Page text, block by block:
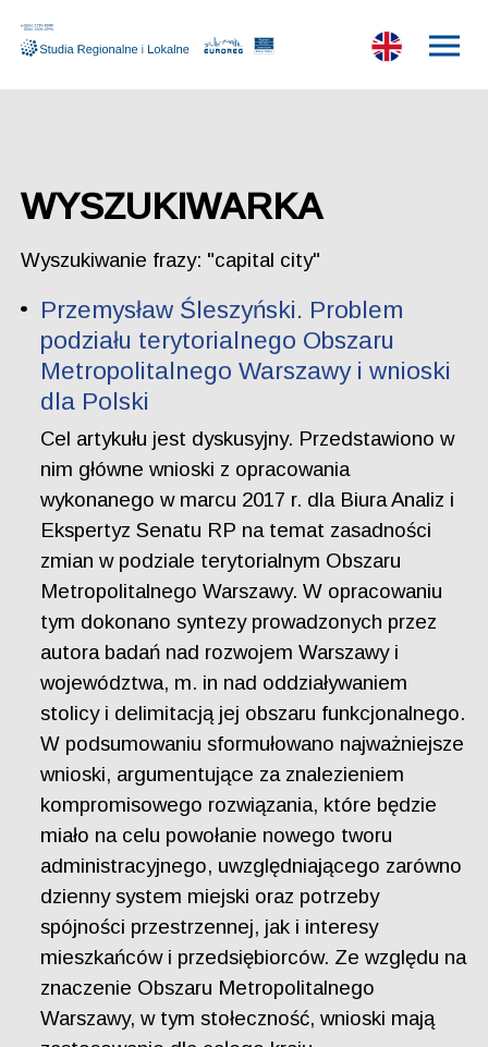
WYSZUKIWARKA
Wyszukiwanie frazy: "capital city"
Przemysław Śleszyński. Problem
podziału terytorialnego Obszaru
Metropolitalnego Warszawy i wnioski
dla Polski
Cel artykułu jest dyskusyjny. Przedstawiono w
nim główne wnioski z opracowania
wykonanego w marcu 2017 r. dla Biura Analiz i
Ekspertyz Senatu RP na temat zasadności
zmian w podziale terytorialnym Obszaru
Metropolitalnego Warszawy. W opracowaniu
tym dokonano syntezy prowadzonych przez
autora badań nad rozwojem Warszawy i
województwa, m. in nad oddziaływaniem
stolicy i delimitacją jej obszaru funkcjonalnego.
W podsumowaniu sformułowano najważniejsze
wnioski, argumentujące za znalezieniem
kompromisowego rozwiązania, które będzie
miało na celu powołanie nowego tworu
administracyjnego, uwzględniającego zarówno
dzienny system miejski oraz potrzeby
spójności przestrzennej, jak i interesy
mieszkańców i przedsiębiorców. Ze względu na
znaczenie Obszaru Metropolitalnego
Warszawy, w tym stołeczność, wnioski mają